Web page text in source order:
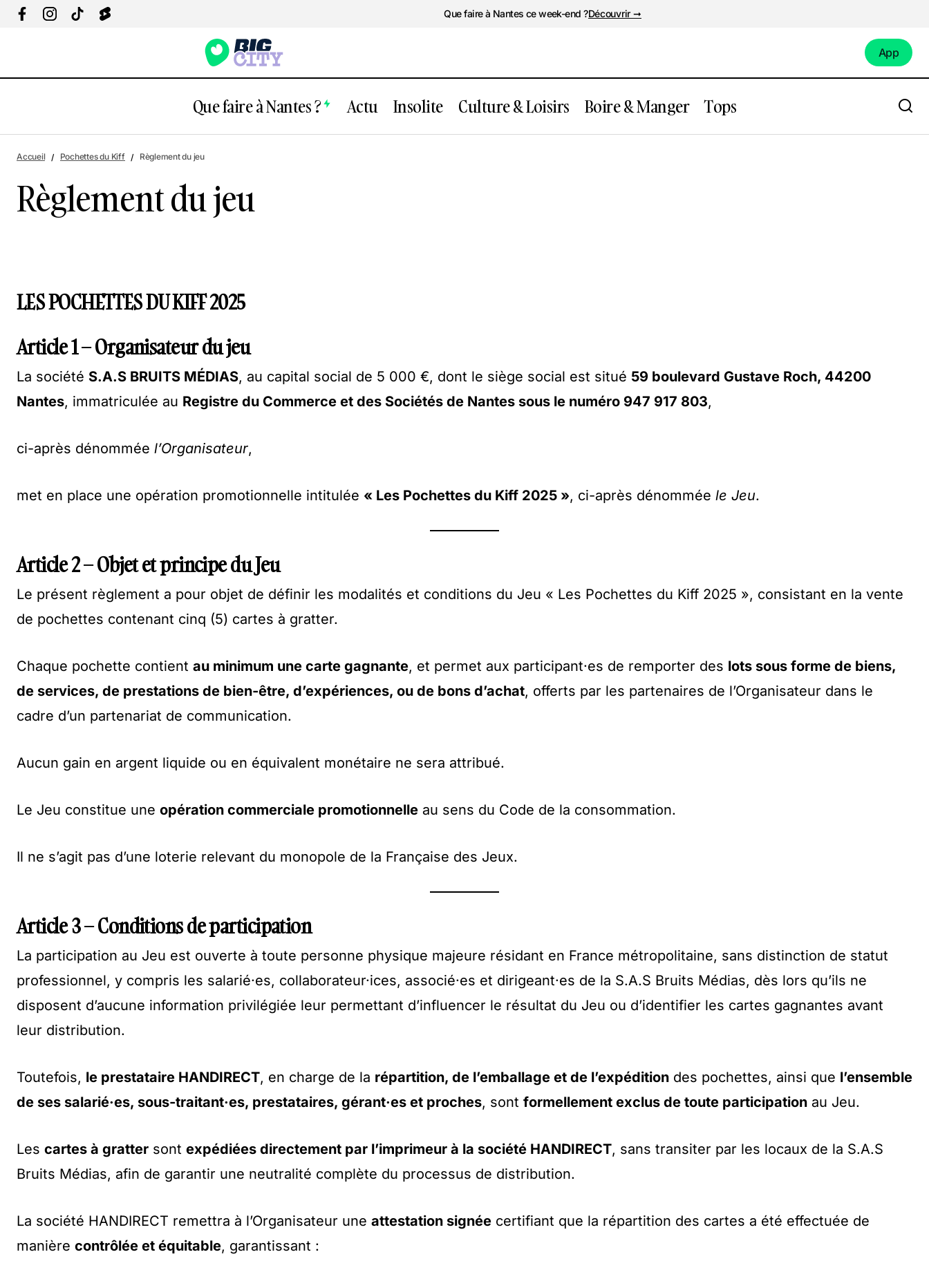
Que faire à Nantes ce week-end ?Découvrir ➞
App
Que faire à Nantes ? Actu Insolite Culture & Loisirs Boire & Manger Tops
Accueil Pochettes du Kiff Règlement du jeu
Règlement du jeu
LES POCHETTES DU KIFF 2025
Article 1 – Organisateur du jeu
La société S.A.S BRUITS MÉDIAS, au capital social de 5 000 €, dont le siège social est situé 59 boulevard Gustave Roch, 44200
Nantes, immatriculée au Registre du Commerce et des Sociétés de Nantes sous le numéro 947 917 803,
ci-après dénommée l’Organisateur,
met en place une opération promotionnelle intitulée « Les Pochettes du Kiff 2025 », ci-après dénommée le Jeu.
Article 2 – Objet et principe du Jeu
Le présent règlement a pour objet de définir les modalités et conditions du Jeu « Les Pochettes du Kiff 2025 », consistant en la vente
de pochettes contenant cinq (5) cartes à gratter.
Chaque pochette contient au minimum une carte gagnante, et permet aux participant·es de remporter des lots sous forme de biens,
de services, de prestations de bien-être, d’expériences, ou de bons d’achat, offerts par les partenaires de l’Organisateur dans le
cadre d’un partenariat de communication.
Aucun gain en argent liquide ou en équivalent monétaire ne sera attribué.
Le Jeu constitue une opération commerciale promotionnelle au sens du Code de la consommation.
Il ne s’agit pas d’une loterie relevant du monopole de la Française des Jeux.
Article 3 – Conditions de participation
La participation au Jeu est ouverte à toute personne physique majeure résidant en France métropolitaine, sans distinction de statut
professionnel, y compris les salarié·es, collaborateur·ices, associé·es et dirigeant·es de la S.A.S Bruits Médias, dès lors qu’ils ne
disposent d’aucune information privilégiée leur permettant d’influencer le résultat du Jeu ou d’identifier les cartes gagnantes avant
leur distribution.
Toutefois, le prestataire HANDIRECT, en charge de la répartition, de l’emballage et de l’expédition des pochettes, ainsi que l’ensemble
de ses salarié·es, sous-traitant·es, prestataires, gérant·es et proches, sont formellement exclus de toute participation au Jeu.
Les cartes à gratter sont expédiées directement par l’imprimeur à la société HANDIRECT, sans transiter par les locaux de la S.A.S
Bruits Médias, afin de garantir une neutralité complète du processus de distribution.
La société HANDIRECT remettra à l’Organisateur une attestation signée certifiant que la répartition des cartes a été effectuée de
manière contrôlée et équitable, garantissant :